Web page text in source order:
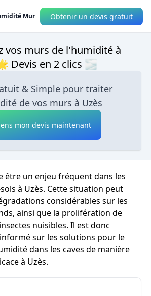
Mur Obtenir un devis gratuit
vos murs de l'humidité à
Devis en 2 clics 🌫
& Simple pour traiter
de vos murs à Uzès
mon devis maintenant
être un enjeu fréquent dans les
à Uzès. Cette situation peut
considérables sur les
ainsi que la prolifération de
nuisibles. Il est donc
sur les solutions pour le
dans les caves de manière
à Uzès.